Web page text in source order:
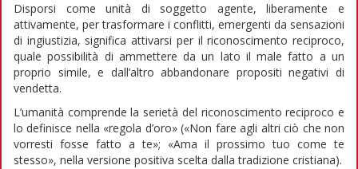
Disporsi come unità di soggetto agente, liberamente e
attivamente, per trasformare i conflitti, emergenti da sensazioni
di ingiustizia, significa attivarsi per il riconoscimento reciproco,
quale possibilità di ammettere da un lato il male fatto a un
proprio simile, e dall’altro abbandonare propositi negativi di
vendetta.
L’umanità comprende la serietà del riconoscimento reciproco e
lo definisce nella «regola d’oro» («Non fare agli altri ciò che non
vorresti fosse fatto a te»; «Ama il prossimo tuo come te
stesso», nella versione positiva scelta dalla tradizione cristiana).